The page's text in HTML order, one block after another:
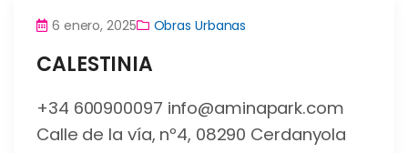
6 enero, 2025 Obras Urbanas
CALESTINIA
+34 600900097 info@aminapark.com
Calle de la vía, nº4, 08290 Cerdanyola